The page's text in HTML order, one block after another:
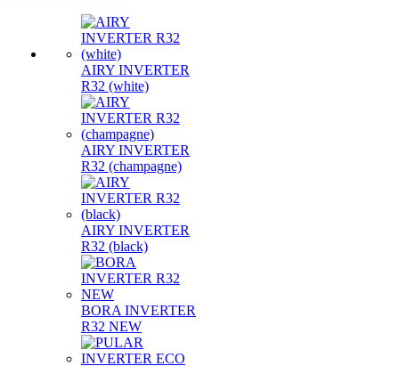
AIRY INVERTER
R32 (white)
AIRY INVERTER
R32 (champagne)
AIRY INVERTER
R32 (black)
BORA INVERTER
R32 NEW